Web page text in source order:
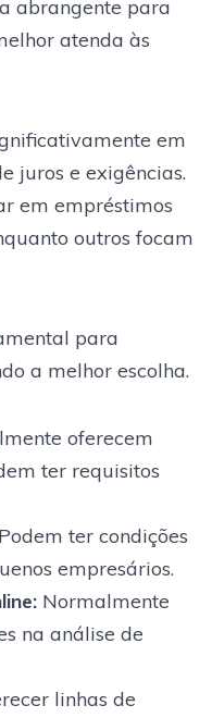
abrangente para
atenda às
em
juros e exigências.
em empréstimos
outros focam
para
a melhor escolha.
oferecem
ter requisitos
ter condições
empresários.
Normalmente
na análise de
linhas de